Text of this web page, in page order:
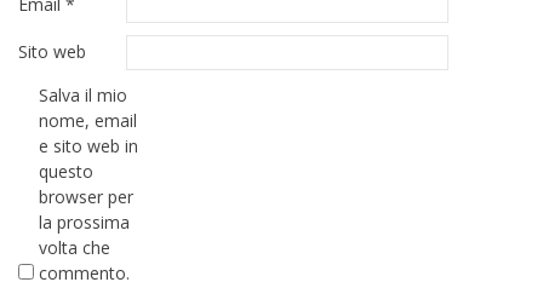
Sito web
Salva il mio
nome, email
e sito web in
questo
browser per
la prossima
volta che
commento.